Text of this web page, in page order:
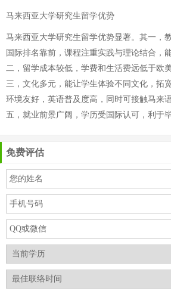
马来西亚大学研究生留学优势
马来西亚大学研究生留学优势显著。其一，
国际排名靠前，课程注重实践与理论结合，
二，留学成本较低，学费和生活费远低于欧
三，文化多元，能让学生体验不同文化，拓
环境友好，英语普及度高，同时可接触马来
五，就业前景广阔，学历受国际认可，利于
免费评估